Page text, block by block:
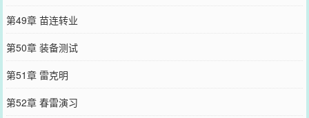
第49章 苗连转业
第50章 装备测试
第51章 雷克明
第52章 春雷演习